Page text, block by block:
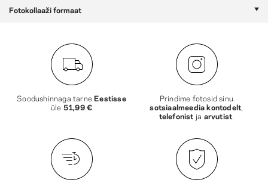
Fotokollaaži formaat
Soodushinnaga tarne Eestisse
üle 51,99 €
Prindime fotosid sinu
sotsiaalmeedia kontodelt
telefonist ja arvutist